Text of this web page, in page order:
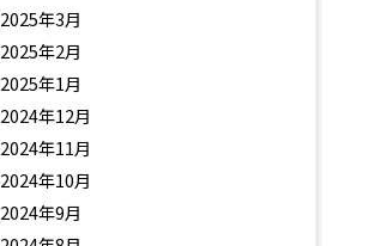
2025年3月
2025年2月
2025年1月
2024年12月
2024年11月
2024年10月
2024年9月